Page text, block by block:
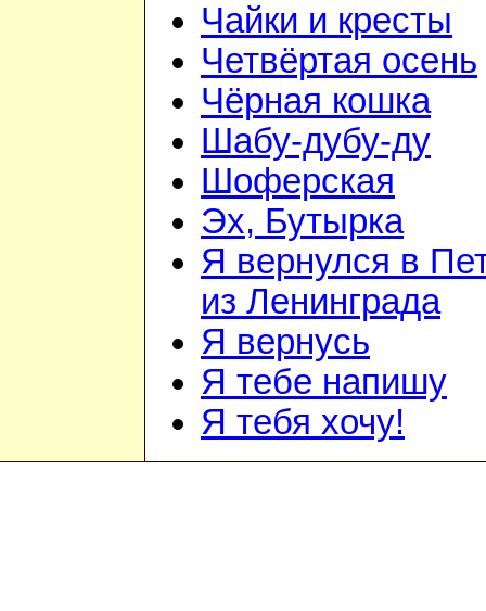
Чайки и кресты
Четвёртая осень
Чёрная кошка
Шабу-дубу-ду
Шоферская
Эх, Бутырка
Я вернулся в
из Ленинграда
Я вернусь
Я тебе напишу
Я тебя хочу!